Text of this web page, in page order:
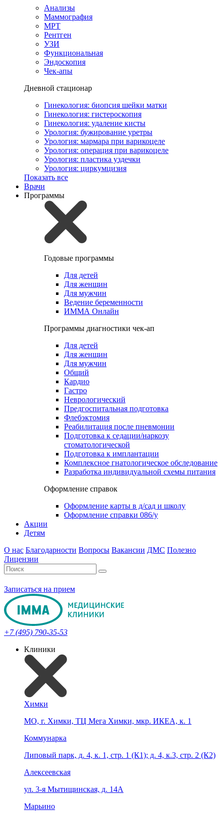
Анализы
Маммография
МРТ
Рентген
УЗИ
Функциональная
Эндоскопия
Чек-апы
Дневной стационар
Гинекология: биопсия шейки матки
Гинекология: гистероскопия
Гинекология: удаление кисты
Урология: бужирование уретры
Урология: мармара при варикоцеле
Урология: операция при варикоцеле
Урология: пластика уздечки
Урология: циркумцизия
Показать все
Врачи
Программы
Годовые программы
Для детей
Для женщин
Для мужчин
Ведение беременности
ИММА Онлайн
Программы диагностики чек-ап
Для детей
Для женщин
Для мужчин
Общий
Кардио
Гастро
Неврологический
Предгоспитальная подготовка
Флебэктомия
Реабилитация после пневмонии
Подготовка к седации/наркозу
стоматологической
Подготовка к имплантации
Комплексное гнатологическое обследование
Разработка индивидуальной схемы питания
Оформление справок
Оформление карты в д/сад и школу
Оформление справки 086/у
Акции
Детям
О нас Благодарности Вопросы Вакансии ДМС Полезно
Лицензии
Записаться на прием
+7 (495) 790-35-53
Клиники
Химки
МО, г. Химки, ТЦ Мега Химки, мкр. ИКЕА, к. 1
Коммунарка
Липовый парк, д. 4, к. 1, стр. 1 (К1); д. 4, к.3, стр. 2 (К2)
Алексеевская
ул. 3-я Мытищинская, д. 14А
Марьино